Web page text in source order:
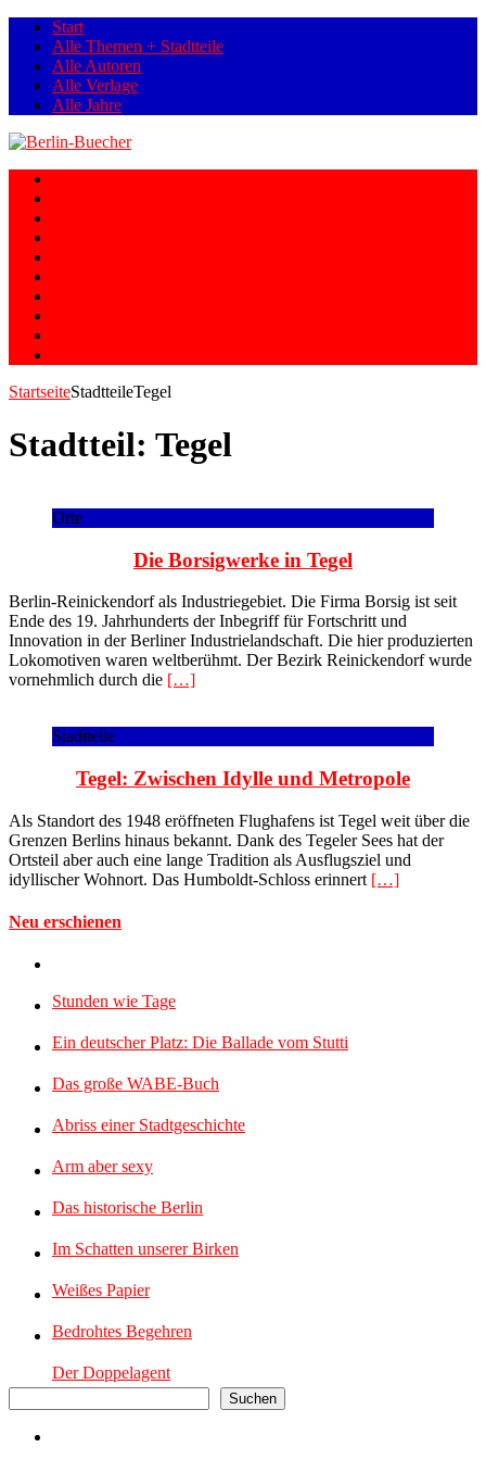
Start
Alle Themen + Stadtteile
Alle Autoren
Alle Verlage
Alle Jahre
StartseiteStadtteileTegel
Stadtteil: Tegel
Orte
Die Borsigwerke in Tegel
Berlin-Reinickendorf als Industriegebiet. Die Firma Borsig ist seit
Ende des 19. Jahrhunderts der Inbegriff für Fortschritt und
Innovation in der Berliner Industrielandschaft. Die hier produzierten
Lokomotiven waren weltberühmt. Der Bezirk Reinickendorf wurde
vornehmlich durch die […]
Stadtteile
Tegel: Zwischen Idylle und Metropole
Als Standort des 1948 eröffneten Flughafens ist Tegel weit über die
Grenzen Berlins hinaus bekannt. Dank des Tegeler Sees hat der
Ortsteil aber auch eine lange Tradition als Ausflugsziel und
idyllischer Wohnort. Das Humboldt-Schloss erinnert […]
Neu erschienen
Stunden wie Tage
Ein deutscher Platz: Die Ballade vom Stutti
Das große WABE-Buch
Abriss einer Stadtgeschichte
Arm aber sexy
Das historische Berlin
Im Schatten unserer Birken
Weißes Papier
Bedrohtes Begehren
Der Doppelagent
Suchen